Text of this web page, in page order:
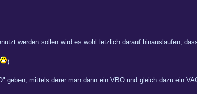
werden sollen wird es wohl letzlich darauf hinauslaufen,
)
geben, mittels derer man dann ein VBO und gleich dazu ein